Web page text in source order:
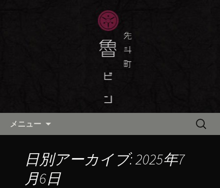
京都・先斗町の京料理・和食
「魯ビン（ろびん）」の公式ブ
京都・先斗町の京町家で美味しい季節
の京料理・和食が自慢の「魯ビン（ろ
びん）」がお店からのお知らせや、お
料理について最新情報をおとどけしま
メニュー
検
日別アーカイブ: 2025年7
月6日